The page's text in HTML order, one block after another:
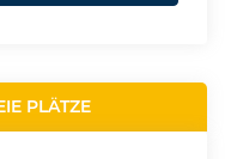
PLÄTZE